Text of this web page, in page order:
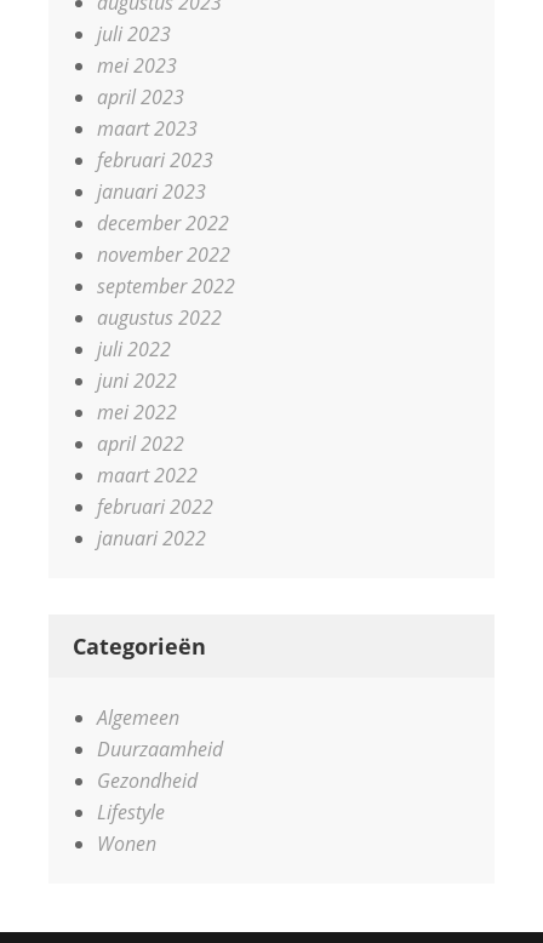
juli 2023
mei 2023
april 2023
maart 2023
februari 2023
januari 2023
december 2022
november 2022
september 2022
augustus 2022
juli 2022
juni 2022
mei 2022
april 2022
maart 2022
februari 2022
januari 2022
Categorieën
Algemeen
Duurzaamheid
Gezondheid
Lifestyle
Wonen